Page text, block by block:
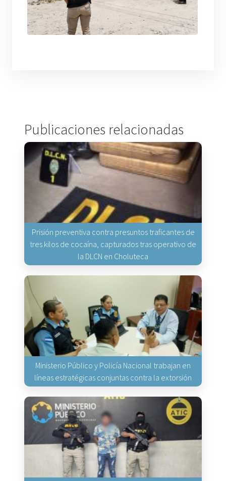
Publicaciones relacionadas
Prisión preventiva contra presuntos traficantes de
tres kilos de cocaína, capturados tras operativo de
la DLCN en Choluteca
Ministerio Público y Policía Nacional trabajan en
líneas estratégicas conjuntas contra la extorsión